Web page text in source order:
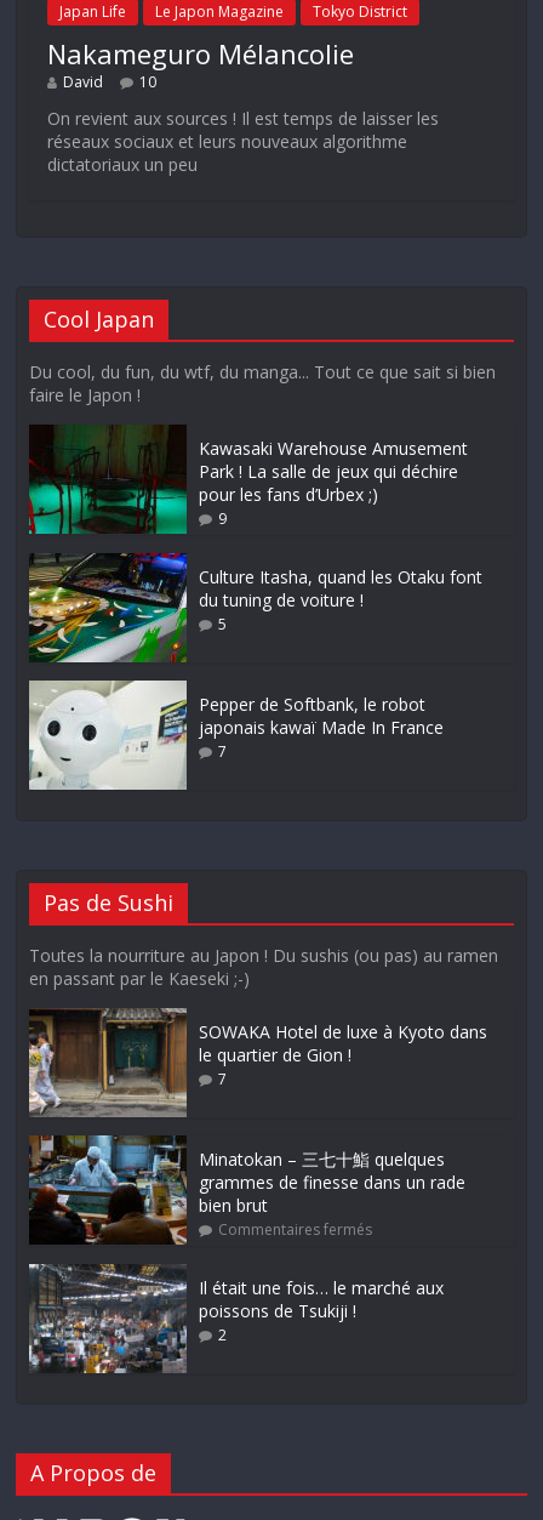
Japan Life Le Japon Magazine Tokyo District
Nakameguro Mélancolie
David 10
On revient aux sources ! Il est temps de laisser les
réseaux sociaux et leurs nouveaux algorithme
dictatoriaux un peu
Cool Japan
Du cool, du fun, du wtf, du manga... Tout ce que sait si bien
faire le Japon !
Kawasaki Warehouse Amusement
Park ! La salle de jeux qui déchire
pour les fans d’Urbex ;)
9
Culture Itasha, quand les Otaku font
du tuning de voiture !
5
Pepper de Softbank, le robot
japonais kawaï Made In France
7
Pas de Sushi
Toutes la nourriture au Japon ! Du sushis (ou pas) au ramen
en passant par le Kaeseki ;-)
SOWAKA Hotel de luxe à Kyoto dans
le quartier de Gion !
7
Minatokan – 三七十鮨 quelques
grammes de finesse dans un rade
bien brut
Commentaires fermés
Il était une fois… le marché aux
poissons de Tsukiji !
2
A Propos de